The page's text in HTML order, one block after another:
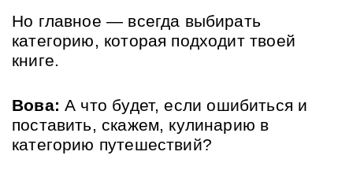
Но главное — всегда выбирать
категорию, которая подходит твоей
книге.
Вова: А что будет, если ошибиться и
поставить, скажем, кулинарию в
категорию путешествий?